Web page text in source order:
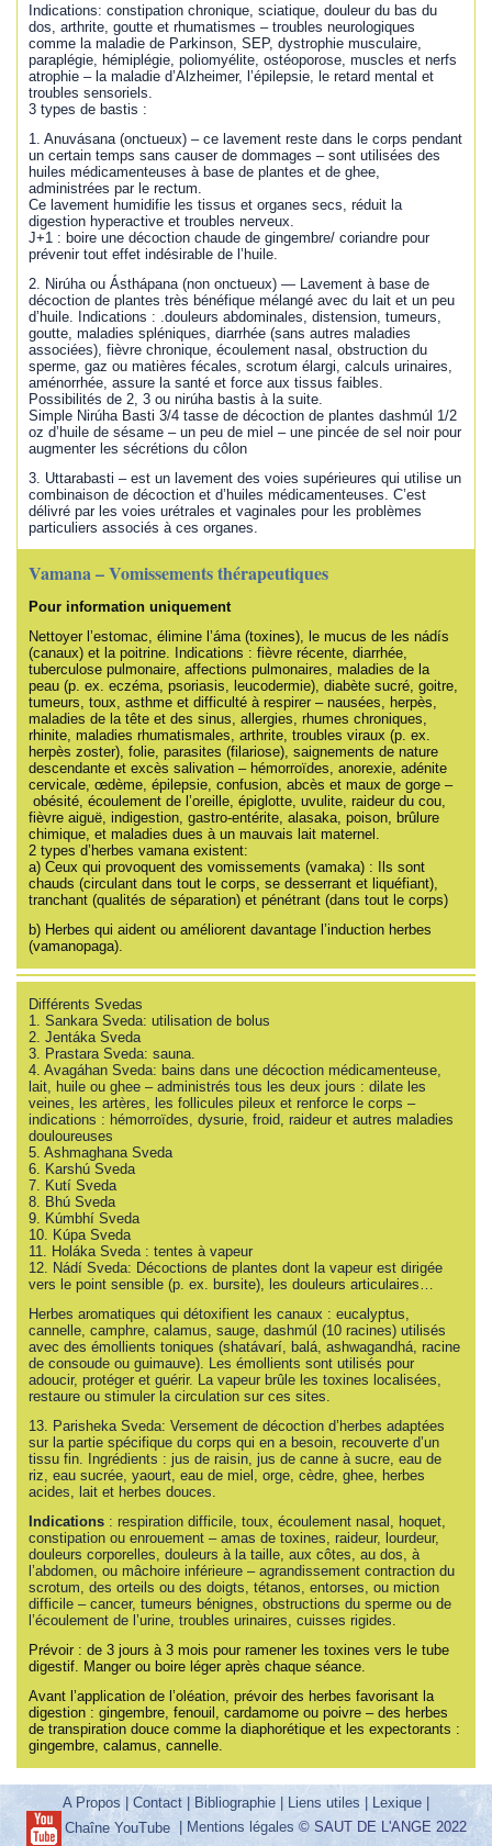
Indications: constipation chronique, sciatique, douleur du bas du
dos, arthrite, goutte et rhumatismes – troubles neurologiques
comme la maladie de Parkinson, SEP, dystrophie musculaire,
paraplégie, hémiplégie, poliomyélite, ostéoporose, muscles et nerfs
atrophie – la maladie d’Alzheimer, l’épilepsie, le retard mental et
troubles sensoriels.
3 types de bastis :
1. Anuvásana (onctueux) – ce lavement reste dans le corps pendant
un certain temps sans causer de dommages – sont utilisées des
huiles médicamenteuses à base de plantes et de ghee,
administrées par le rectum.
Ce lavement humidifie les tissus et organes secs, réduit la
digestion hyperactive et troubles nerveux.
J+1 : boire une décoction chaude de gingembre/ coriandre pour
prévenir tout effet indésirable de l’huile.
2. Nirúha ou Ásthápana (non onctueux) — Lavement à base de
décoction de plantes très bénéfique mélangé avec du lait et un peu
d’huile. Indications : .douleurs abdominales, distension, tumeurs,
goutte, maladies spléniques, diarrhée (sans autres maladies
associées), fièvre chronique, écoulement nasal, obstruction du
sperme, gaz ou matières fécales, scrotum élargi, calculs urinaires,
aménorrhée, assure la santé et force aux tissus faibles.
Possibilités de 2, 3 ou nirúha bastis à la suite.
Simple Nirúha Basti 3/4 tasse de décoction de plantes dashmúl 1/2
oz d’huile de sésame – un peu de miel – une pincée de sel noir pour
augmenter les sécrétions du côlon
3. Uttarabasti – est un lavement des voies supérieures qui utilise un
combinaison de décoction et d’huiles médicamenteuses. C’est
délivré par les voies urétrales et vaginales pour les problèmes
particuliers associés à ces organes.
Vamana – Vomissements thérapeutiques
Pour information uniquement
Nettoyer l’estomac, élimine l’áma (toxines), le mucus de les nádís
(canaux) et la poitrine. Indications : fièvre récente, diarrhée,
tuberculose pulmonaire, affections pulmonaires, maladies de la
peau (p. ex. eczéma, psoriasis, leucodermie), diabète sucré, goitre,
tumeurs, toux, asthme et difficulté à respirer – nausées, herpès,
maladies de la tête et des sinus, allergies, rhumes chroniques,
rhinite, maladies rhumatismales, arthrite, troubles viraux (p. ex.
herpès zoster), folie, parasites (filariose), saignements de nature
descendante et excès salivation – hémorroïdes, anorexie, adénite
cervicale, œdème, épilepsie, confusion, abcès et maux de gorge –
obésité, écoulement de l’oreille, épiglotte, uvulite, raideur du cou,
fièvre aiguë, indigestion, gastro-entérite, alasaka, poison, brûlure
chimique, et maladies dues à un mauvais lait maternel.
2 types d’herbes vamana existent:
a) Ceux qui provoquent des vomissements (vamaka) : Ils sont
chauds (circulant dans tout le corps, se desserrant et liquéfiant),
tranchant (qualités de séparation) et pénétrant (dans tout le corps)
b) Herbes qui aident ou améliorent davantage l’induction herbes
(vamanopaga).
Différents Svedas
1. Sankara Sveda: utilisation de bolus
2. Jentáka Sveda
3. Prastara Sveda: sauna.
4. Avagáhan Sveda: bains dans une décoction médicamenteuse,
lait, huile ou ghee – administrés tous les deux jours : dilate les
veines, les artères, les follicules pileux et renforce le corps –
indications : hémorroïdes, dysurie, froid, raideur et autres maladies
douloureuses
5. Ashmaghana Sveda
6. Karshú Sveda
7. Kutí Sveda
8. Bhú Sveda
9. Kúmbhí Sveda
10. Kúpa Sveda
11. Holáka Sveda : tentes à vapeur
12. Nádí Sveda: Décoctions de plantes dont la vapeur est dirigée
vers le point sensible (p. ex. bursite), les douleurs articulaires…
Herbes aromatiques qui détoxifient les canaux : eucalyptus,
cannelle, camphre, calamus, sauge, dashmúl (10 racines) utilisés
avec des émollients toniques (shatávarí, balá, ashwagandhá, racine
de consoude ou guimauve). Les émollients sont utilisés pour
adoucir, protéger et guérir. La vapeur brûle les toxines localisées,
restaure ou stimuler la circulation sur ces sites.
13. Parisheka Sveda: Versement de décoction d’herbes adaptées
sur la partie spécifique du corps qui en a besoin, recouverte d’un
tissu fin. Ingrédients : jus de raisin, jus de canne à sucre, eau de
riz, eau sucrée, yaourt, eau de miel, orge, cèdre, ghee, herbes
acides, lait et herbes douces.
Indications : respiration difficile, toux, écoulement nasal, hoquet,
constipation ou enrouement – amas de toxines, raideur, lourdeur,
douleurs corporelles, douleurs à la taille, aux côtes, au dos, à
l’abdomen, ou mâchoire inférieure – agrandissement contraction du
scrotum, des orteils ou des doigts, tétanos, entorses, ou miction
difficile – cancer, tumeurs bénignes, obstructions du sperme ou de
l’écoulement de l’urine, troubles urinaires, cuisses rigides.
Prévoir : de 3 jours à 3 mois pour ramener les toxines vers le tube
digestif. Manger ou boire léger après chaque séance.
Avant l’application de l’oléation, prévoir des herbes favorisant la
digestion : gingembre, fenouil, cardamome ou poivre – des herbes
de transpiration douce comme la diaphorétique et les expectorants :
gingembre, calamus, cannelle.
A Propos |Contact Bibliographie Liens utiles | Lexique
Chaîne YouTube| Mentions légales © SAUT DE L'ANGE 2022